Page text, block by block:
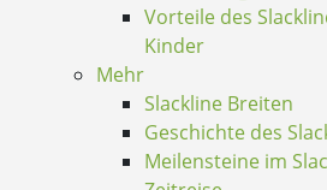
Vorteile des
Kinder
Mehr
Slackline Breiten
Geschichte des
Meilensteine im